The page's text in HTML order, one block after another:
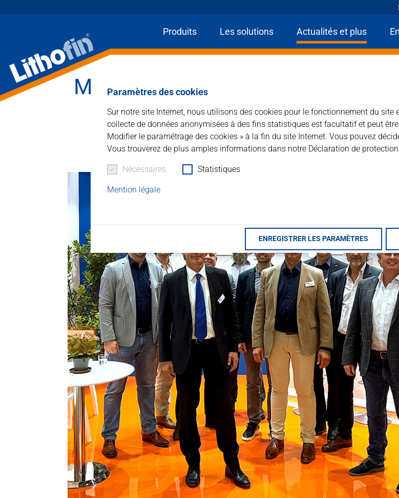
Paramètres des cookies
Sur notre site Internet, nous utilisons des cookies pour le fonctionnement du site
collecte de données anonymisées à des fins statistiques est facultatif et peut
Modifier le paramétrage des cookies » à la fin du site Internet. Vous pouvez
Vous trouverez de plus amples informations dans notre Déclaration de
Nécessaires Statistiques
Mention légale
ENREGISTRER LES PARAMÈTRES
Produits Les solutions Actualités et plus
Produits
LITHOFINDER
Marmomac - le
Marmomac - le salon phare du
pierre
24.09.2024